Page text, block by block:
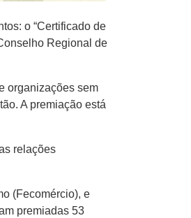
o “Certificado de
Regional de
organizações sem
A premiação está
relações
(Fecomércio), e
premiadas 53